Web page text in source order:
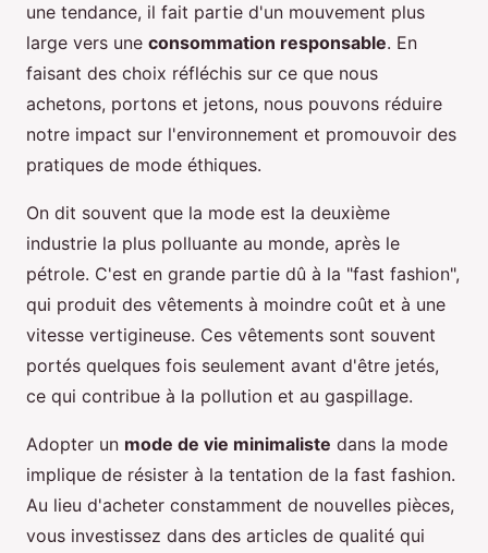
une tendance, il fait partie d'un mouvement plus
large vers une consommation responsable. En
faisant des choix réfléchis sur ce que nous
achetons, portons et jetons, nous pouvons réduire
notre impact sur l'environnement et promouvoir des
pratiques de mode éthiques.
On dit souvent que la mode est la deuxième
industrie la plus polluante au monde, après le
pétrole. C'est en grande partie dû à la "fast fashion",
qui produit des vêtements à moindre coût et à une
vitesse vertigineuse. Ces vêtements sont souvent
portés quelques fois seulement avant d'être jetés,
ce qui contribue à la pollution et au gaspillage.
Adopter un mode de vie minimaliste dans la mode
implique de résister à la tentation de la fast fashion.
Au lieu d'acheter constamment de nouvelles pièces,
vous investissez dans des articles de qualité qui